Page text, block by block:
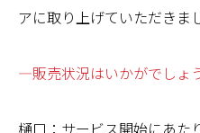
アに取り上げていただきま
—販売状況はいかがでしょ
樋口：サービス開始にあた